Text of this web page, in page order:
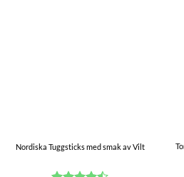
Nordiska Tuggsticks med smak av Vilt